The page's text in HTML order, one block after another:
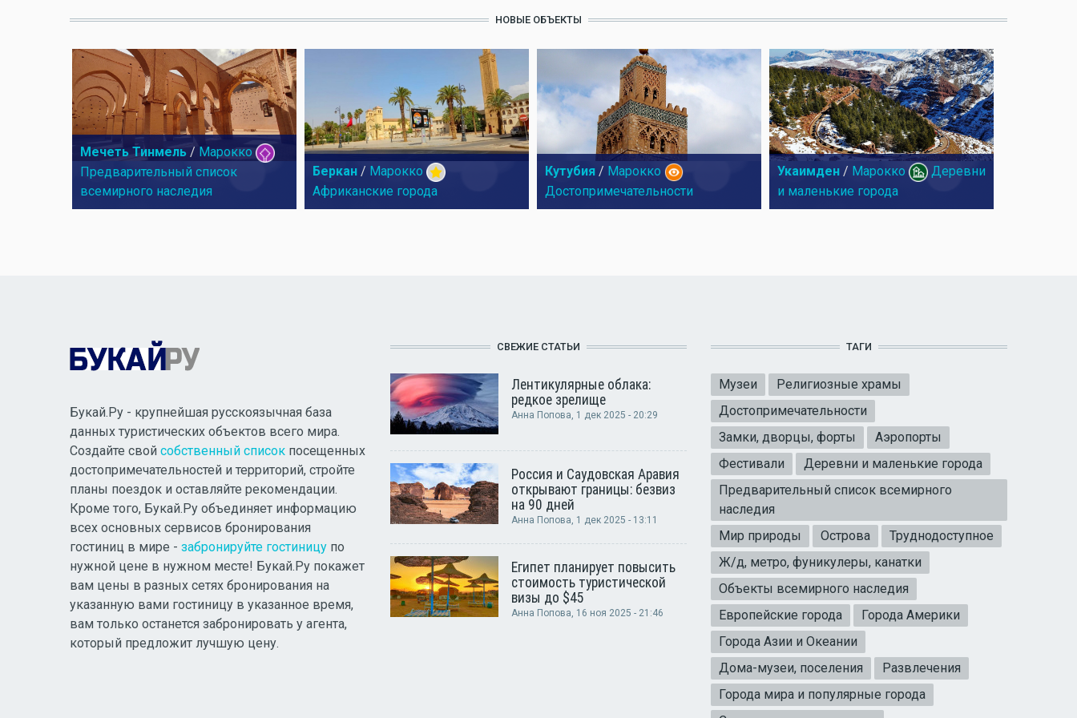
НОВЫЕ ОБЪЕКТЫ
Мечеть Тинмель / Марокко
Предварительный список
всемирного наследия
Беркан / Марокко
Африканские города
Кутубия / Марокко
Достопримечательности
Укаимден / Марокко
Деревни
и маленькие города
Букай.Ру - крупнейшая русскоязычная база
данных туристических объектов всего мира.
Создайте свой собственный список посещенных
достопримечательностей и территорий, стройте
планы поездок и оставляйте рекомендации.
Кроме того, Букай.Ру объединяет информацию
всех основных сервисов бронирования
гостиниц в мире - забронируйте гостиницу по
нужной цене в нужном месте! Букай.Ру покажет
вам цены в разных сетях бронирования на
указанную вами гостиницу в указанное время,
вам только останется забронировать у агента,
который предложит лучшую цену.
СВЕЖИЕ СТАТЬИ
Лентикулярные облака:
редкое зрелище
Анна Попова, 1 дек 2025 - 20:29
Россия и Саудовская Аравия
открывают границы: безвиз
на 90 дней
Анна Попова, 1 дек 2025 - 13:11
Египет планирует повысить
стоимость туристической
визы до $45
Анна Попова, 16 ноя 2025 - 21:46
ТАГИ
Музеи
Религиозные храмы
Достопримечательности
Замки, дворцы, форты
Аэропорты
Фестивали
Деревни и маленькие города
Предварительный список всемирного
наследия
Мир природы
Острова
Труднодоступное
Ж/д, метро, фуникулеры, канатки
Объекты всемирного наследия
Европейские города
Города Америки
Города Азии и Океании
Дома-музеи, поселения
Развлечения
Города мира и популярные города